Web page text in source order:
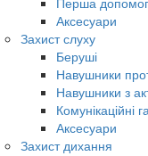
Аксесуари
Захист слуху
Беруші
Навушники
Навушники з
Комунікаційні
Аксесуари
Захист дихання